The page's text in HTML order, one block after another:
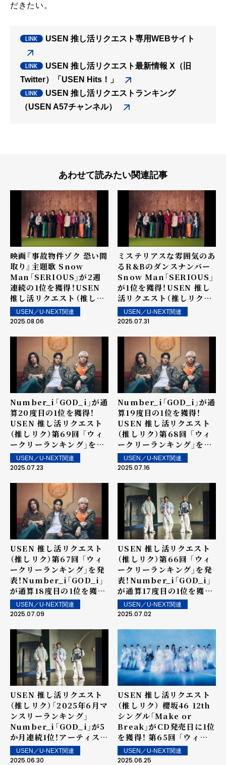
だきたい。
USEN 推し活リクエスト専用WEBサイト
USEN 推し活リクエスト最新情報 X（旧
Twitter）「USEN Hits！」
USEN 推し活リクエストランキング
（USEN A57チャンネル）
あわせて読みたい関連記事
映画『事故物件ゾク 恐い間
取り』主題歌 Snow
Man「SERIOUS」が2週
連続の1位を獲得！USEN
推し活リクエスト（推しリ
ク）第71回 「ウィークリー
ランキング」を発表！～ 上
店内で配信！
USEN／U-NEXT関連
2025.08.06
ミステリアスな雰囲気のあ
るR&Bのダンスナンバー
Snow Man「SERIOUS」
が1位を獲得！USEN 推し
活リクエスト（推しリク）
第70回 「ウィークリーラ
ンキング」を発表！～ 上位
内で配信！
USEN／U-NEXT関連
2025.07.31
Number_i「GOD_i」が通
算20度目の1位を獲得！
USEN 推し活リクエスト
（推しリク）第69回 「ウィ
ークリーランキング」を発
表！～ 上位ランクイン楽曲
は街中・店内で配信！
USEN／U-NEXT関連
2025.07.23
Number_i「GOD_i」が通
算19度目の1位を獲得！
USEN 推し活リクエスト
（推しリク）第68回 「ウィ
ークリーランキング」を発
表！2位にSnowman、3位
に櫻坂46！SixTONESの
位にENHYPENの
「Shine On Me」が登場
～ 上位ランクイン楽曲は
街中・店内で配信！
USEN／U-NEXT関連
2025.07.16
USEN 推し活リクエスト
（推しリク）第67回 「ウィ
ークリーランキング」を発
表！Number_i「GOD_i」
が通算18度目の1位を獲
得！2位にSnow Man、3
位に櫻坂46！～ 上位ラン
配信！
USEN／U-NEXT関連
2025.07.09
USEN 推し活リクエスト
（推しリク）第66回 「ウィ
ークリーランキング」を発
表！Number_i「GOD_i」
が通算17度目の1位を獲
得！～ 上位ランクイン楽曲
は街中・店内で配信！
USEN／U-NEXT関連
2025.07.02
USEN 推し活リクエスト
（推しリク）「2025年6月マ
ンスリーランキング」
Number_i「GOD_i」が5
か月連続1位！アーティスト
としては7か月連続の1位
を記録！
USEN／U-NEXT関連
2025.06.30
USEN 推し活リクエスト
（推しリク） 櫻坂46 12th
シングル「Make or
Break」がCD発売日に1位
を獲得！ 第65回 「ウィー
クリーランキング」を発表
～ 上位ランクイン楽曲は
USEN／U-NEXT関連
2025.06.25